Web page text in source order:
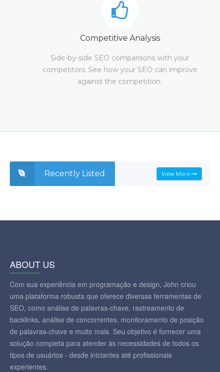
Competitive Analysis
Side-by-side SEO comparisons with your
competitors. See how your SEO can improve
against the competition.
Recently Listed View More
ABOUT US
Com sua experiência em programação e design, John criou
uma plataforma robusta que oferece diversas ferramentas de
SEO, como análise de palavras-chave, rastreamento de
backlinks, análise de concorrentes, monitoramento de posição
de palavras-chave e muito mais. Seu objetivo é fornecer uma
solução completa para atender às necessidades de todos os
tipos de usuários - desde iniciantes até profissionais
experientes.